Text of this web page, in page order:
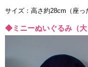
サイズ：高さ約28cm（座っ
◆ミニーぬいぐるみ（大